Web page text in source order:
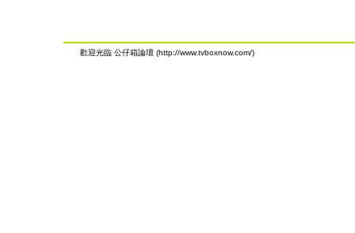
歡迎光臨 公仔箱論壇 (http://www.tvboxnow.com/)